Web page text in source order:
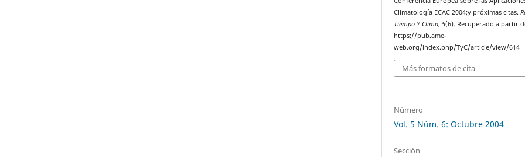
Climatología ECAC 2004;y próximas citas.
Tiempo Y Clima,5(6). Recuperado a partir
https://pub.ame-
web.org/index.php/TyC/article/view/614
Más formatos de cita
Número
Vol. 5 Núm. 6: Octubre 2004
Sección